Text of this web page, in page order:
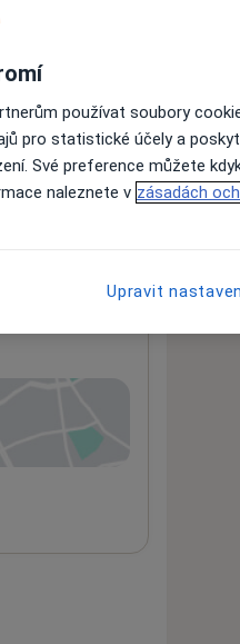
službách.
používat soubory
pro statistické účely a
Své preference můžete
naleznete v zásadách
Upravit